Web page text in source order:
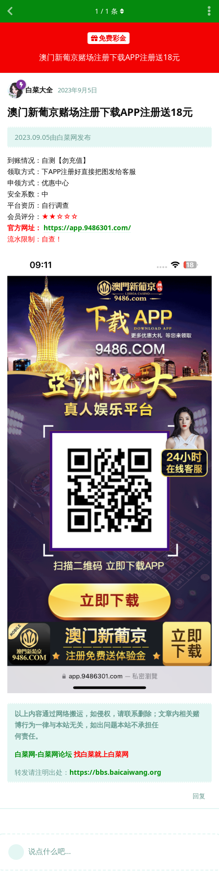
免费彩金
澳门新葡京赌场注册下载APP注册送18元
1 / 1 条
白菜大全 2023年9月5日
澳门新葡京赌场注册下载APP注册送18元
2023.09.05由白菜网发布
到账情况：自测【勿充值】
领取方式：下APP注册好直接把图发给客服
申领方式：优惠中心
安全系数：中
平台资历：自行调查
会员评分： ★★☆☆☆
官方网址： https://app.9486301.com/
流水限制：自查！
以上内容通过网络搬运，如侵权，请联系删除；文章内相关赌
博行为一律与本站无关，如出问题本站不承担任
何责任。
白菜网-白菜网论坛 找白菜就上白菜网
转发请注明出处： https://bbs.baicaiwang.org
回复
说点什么吧...